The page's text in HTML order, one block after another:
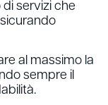
servizi che
al massimo la
sempre il